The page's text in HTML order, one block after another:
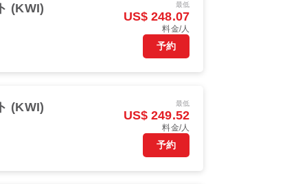
(KWI) 最低
US$ 248.07
料金/人
予約
(KWI) 最低
US$ 249.52
料金/人
予約